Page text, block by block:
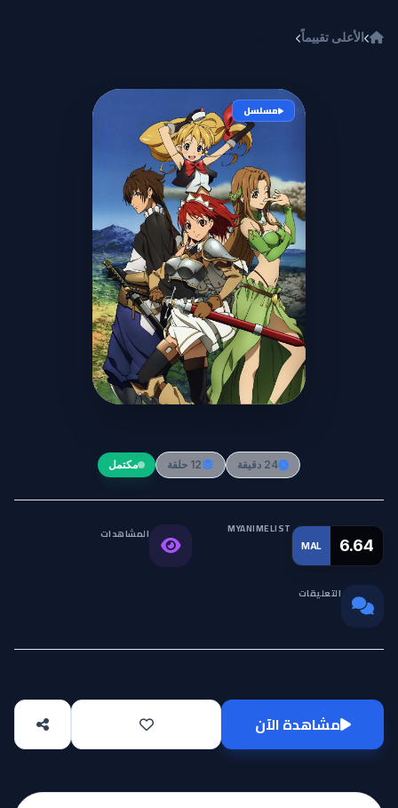
الأعلى تقييماً
مسلسل
Seiken no Blacksmith
24 دقيقة 12 حلقة مكتمل
MAL 6.64
MYANIMELIST المشاهدات
التعليقات
مشاهدة الآن